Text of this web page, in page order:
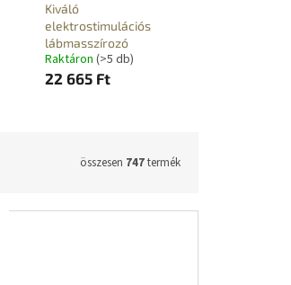
Kiváló
elektrostimulációs
lábmasszírozó
Raktáron (>5 db)
22 665 Ft
összesen 747termék